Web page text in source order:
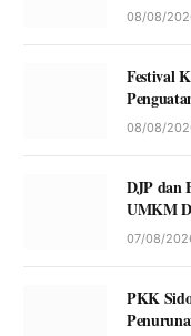
08/08/
Festival
08/08/
DJP dan
UMKM
07/08/
PKK